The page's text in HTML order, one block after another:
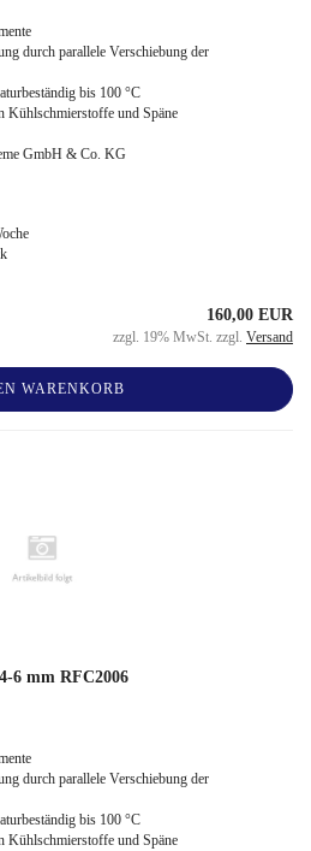
durch parallele Verschiebung der
bis 100 °C
Kühlschmierstoffe und Späne
GmbH & Co. KG
160,00 EUR
zzgl. 19% MwSt. zzgl. Versand
WARENKORB
6 mm RFC2006
durch parallele Verschiebung der
bis 100 °C
Kühlschmierstoffe und Späne